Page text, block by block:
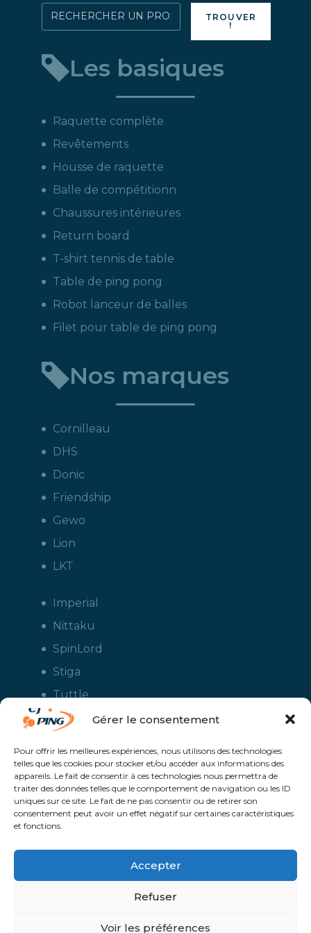
Gérer le consentement
Pour offrir les meilleures expériences, nous utilisons des technologies
telles que les cookies pour stocker et/ou accéder aux informations des
appareils. Le fait de consentir à ces technologies nous permettra de
traiter des données telles que le comportement de navigation ou les ID
uniques sur ce site. Le fait de ne pas consentir ou de retirer son
consentement peut avoir un effet négatif sur certaines caractéristiques
et fonctions.
Accepter
Refuser
Voir les préférences
Rechercher
directement
produit
:
TROUVER
!
Les basiques
Raquette complète
Revêtements
Housse de raquette
Balle de compétitionn
Chaussures intérieures
Return board
T-shirt tennis de table
Table de ping pong
Robot lanceur de balles
Filet pour table de ping pong
Nos marques
Cornilleau
DHS
Donic
Friendship
Gewo
Lion
LKT
Imperial
Nittaku
SpinLord
Stiga
Tuttle
Xiom
le tennis de table - Boutique en ligne ouverte aux clubs de ping pong,
aux écoles et aux pongistes amateurs - Raquettes de ping pong, sacs,
housses, chaussures, balles, tables de ping pong, colles, nettoyants,
Un service proposé parSolaris @Proximité - Création de site internet à